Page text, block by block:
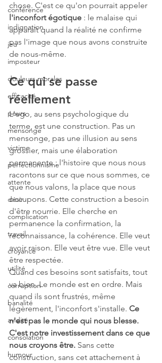
conférence
indignation
jeu
imposteur
douleurs morales
efficacité
peurs
mensonge
victime
perfectionnisme
attente
désir
complication
travail
croyance
utilité
corruption
banalité
avidité
consolation
humour
chose. C'est ce qu'on pourrait appeler
l'inconfort égotique : le malaise qui
apparaît quand la réalité ne confirme
pas l'image que nous avons construite
de nous-même.
Ce qui se passe
réellement
L'ego, au sens psychologique du
terme, est une construction. Pas un
mensonge, pas une illusion au sens
grossier, mais une élaboration
permanente : l'histoire que nous nous
racontons sur ce que nous sommes, ce
que nous valons, la place que nous
occupons. Cette construction a besoin
d'être nourrie. Elle cherche en
permanence la confirmation, la
reconnaissance, la cohérence. Elle veut
avoir raison. Elle veut être vue. Elle veut
être respectée.
Quand ces besoins sont satisfaits, tout
va bien. Le monde est en ordre. Mais
quand ils sont frustrés, même
légèrement, l'inconfort s'installe. Ce
n'est pas le monde qui nous blesse.
C'est notre investissement dans ce que
nous croyons être. Sans cette
construction, sans cet attachement à